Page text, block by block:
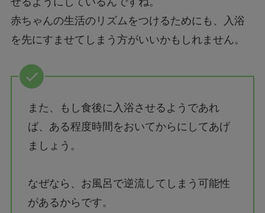
赤ちゃんの生活のリズムをつけるためにも、入浴
を先にすませてしまう方がいいかもしれません。
また、もし食後に入浴させるようであれ
ば、ある程度時間をおいてからにしてあげ
ましょう。
なぜなら、お風呂で逆流してしまう可能性
があるからです。